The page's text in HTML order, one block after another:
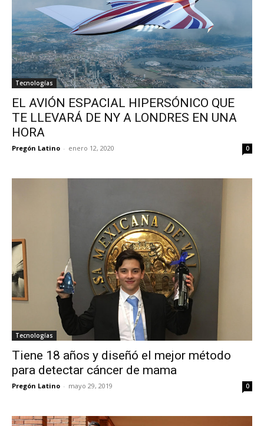
Tecnologías
EL AVIÓN ESPACIAL HIPERSÓNICO QUE
TE LLEVARÁ DE NY A LONDRES EN UNA
HORA
Pregón Latino - enero 12, 2020 0
Tecnologías
Tiene 18 años y diseñó el mejor método
para detectar cáncer de mama
Pregón Latino - mayo 29, 2019 0